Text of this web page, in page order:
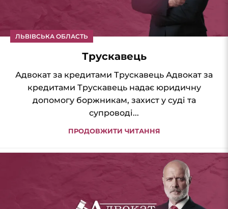
ЛЬВІВСЬКА ОБЛАСТЬ
Трускавець
Адвокат за кредитами Трускавець Адвокат за
кредитами Трускавець надає юридичну
допомогу боржникам, захист у суді та
супроводі...
ПРОДОВЖИТИ ЧИТАННЯ